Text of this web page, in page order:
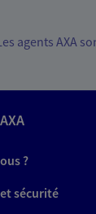
agents AXA
?
sécurité